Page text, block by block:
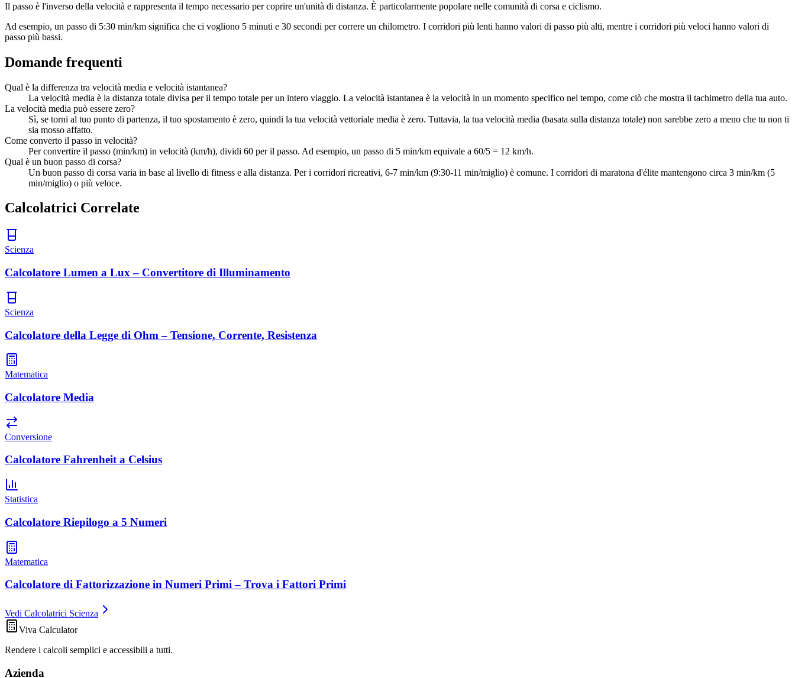
Il passo è l'inverso della velocità e rappresenta il tempo necessario per coprire un'unità di distanza. È particolarmente popolare nelle comunità di corsa e ciclismo.
Ad esempio, un passo di 5:30 min/km significa che ci vogliono 5 minuti e 30 secondi per correre un chilometro. I corridori più lenti hanno valori di passo più alti, mentre i corridori più veloci hanno valori di
passo più bassi.
Domande frequenti
Qual è la differenza tra velocità media e velocità istantanea?
La velocità media è la distanza totale divisa per il tempo totale per un intero viaggio. La velocità istantanea è la velocità in un momento specifico nel tempo, come ciò che mostra il tachimetro della tua auto.
La velocità media può essere zero?
Sì, se torni al tuo punto di partenza, il tuo spostamento è zero, quindi la tua velocità vettoriale media è zero. Tuttavia, la tua velocità media (basata sulla distanza totale) non sarebbe zero a meno che tu non ti
sia mosso affatto.
Come converto il passo in velocità?
Per convertire il passo (min/km) in velocità (km/h), dividi 60 per il passo. Ad esempio, un passo di 5 min/km equivale a 60/5 = 12 km/h.
Qual è un buon passo di corsa?
Un buon passo di corsa varia in base al livello di fitness e alla distanza. Per i corridori ricreativi, 6-7 min/km (9:30-11 min/miglio) è comune. I corridori di maratona d'élite mantengono circa 3 min/km (5
min/miglio) o più veloce.
Calcolatrici Correlate
Scienza
Calcolatore Lumen a Lux – Convertitore di Illuminamento
Scienza
Calcolatore della Legge di Ohm – Tensione, Corrente, Resistenza
Matematica
Calcolatore Media
Conversione
Calcolatore Fahrenheit a Celsius
Statistica
Calcolatore Riepilogo a 5 Numeri
Matematica
Calcolatore di Fattorizzazione in Numeri Primi – Trova i Fattori Primi
Vedi Calcolatrici Scienza
Viva Calculator
Rendere i calcoli semplici e accessibili a tutti.
Azienda